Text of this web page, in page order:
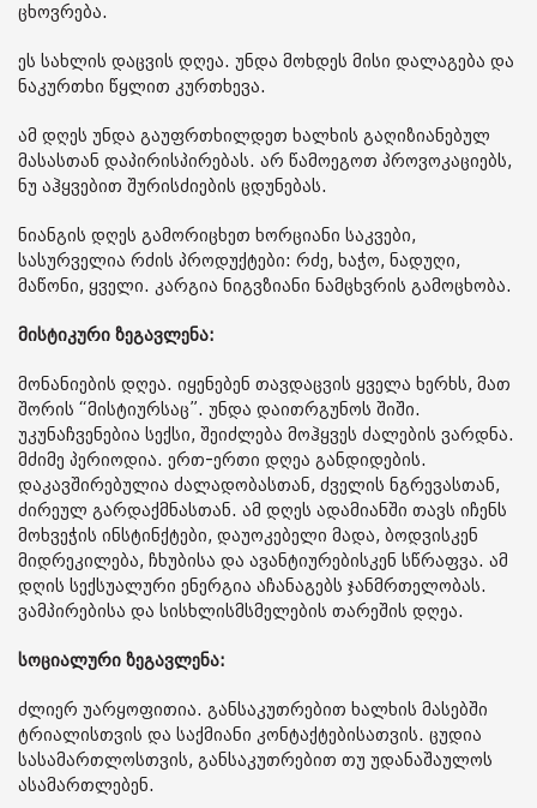
ცხოვრება.
ეს სახლის დაცვის დღეა. უნდა მოხდეს მისი დალაგება და
ნაკურთხი წყლით კურთხევა.
ამ დღეს უნდა გაუფრთხილდეთ ხალხის გაღიზიანებულ
მასასთან დაპირისპირებას. არ წამოეგოთ პროვოკაციებს,
ნუ აჰყვებით შურისძიების ცდუნებას.
ნიანგის დღეს გამორიცხეთ ხორციანი საკვები,
სასურველია რძის პროდუქტები: რძე, ხაჭო, ნადუღი,
მაწონი, ყველი. კარგია ნიგვზიანი ნამცხვრის გამოცხობა.
მისტიკური ზეგავლენა:
მონანიების დღეა. იყენებენ თავდაცვის ყველა ხერხს, მათ
შორის “მისტიურსაც”. უნდა დაითრგუნოს შიში.
უკუნაჩვენებია სექსი, შეიძლება მოჰყვეს ძალების ვარდნა.
მძიმე პერიოდია. ერთ-ერთი დღეა განდიდების.
დაკავშირებულია ძალადობასთან, ძველის ნგრევასთან,
ძირეულ გარდაქმნასთან. ამ დღეს ადამიანში თავს იჩენს
მოხვეჭის ინსტინქტები, დაუოკებელი მადა, ბოდვისკენ
მიდრეკილება, ჩხუბისა და ავანტიურებისკენ სწრაფვა. ამ
დღის სექსუალური ენერგია აჩანაგებს ჯანმრთელობას.
ვამპირებისა და სისხლისმსმელების თარეშის დღეა.
სოციალური ზეგავლენა:
ძლიერ უარყოფითია. განსაკუთრებით ხალხის მასებში
ტრიალისთვის და საქმიანი კონტაქტებისათვის. ცუდია
სასამართლოსთვის, განსაკუთრებით თუ უდანაშაულოს
ასამართლებენ.